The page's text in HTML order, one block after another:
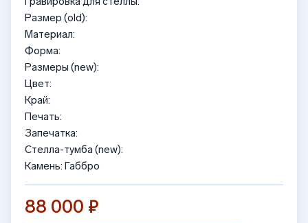
Размер (old):
Материал:
Форма:
Размеры (new):
Цвет:
Край:
Печать:
Запечатка:
Стелла-тумба (new):
Камень: Габбро
88 000 ₽